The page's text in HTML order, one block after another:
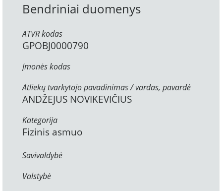
Bendriniai duomenys
ATVR kodas
GPOBJ0000790
Įmonės kodas
Atliekų tvarkytojo pavadinimas / vardas, pavardė
ANDŽEJUS NOVIKEVIČIUS
Kategorija
Fizinis asmuo
Savivaldybė
Valstybė